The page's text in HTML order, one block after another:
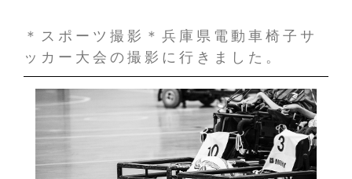
＊スポーツ撮影＊兵庫県電動車椅子サ
ッカー大会の撮影に行きました。